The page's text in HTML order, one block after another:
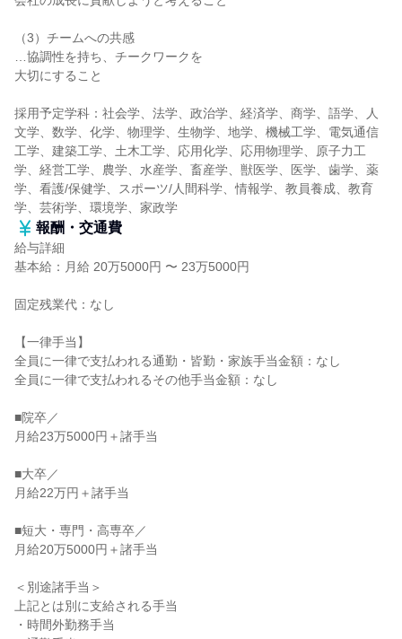
（3）チームへの共感
…協調性を持ち、チークワークを
大切にすること
採用予定学科：社会学、法学、政治学、経済学、商学、語学、人
文学、数学、化学、物理学、生物学、地学、機械工学、電気通信
工学、建築工学、土木工学、応用化学、応用物理学、原子力工
学、経営工学、農学、水産学、畜産学、獣医学、医学、歯学、薬
学、看護/保健学、スポーツ/人間科学、情報学、教員養成、教育
学、芸術学、環境学、家政学
報酬・交通費
給与詳細
基本給：月給 20万5000円 〜 23万5000円
固定残業代：なし
【一律手当】
全員に一律で支払われる通勤・皆勤・家族手当金額：なし
全員に一律で支払われるその他手当金額：なし
■院卒／
月給23万5000円＋諸手当
■大卒／
月給22万円＋諸手当
■短大・専門・高専卒／
月給20万5000円＋諸手当
＜別途諸手当＞
上記とは別に支給される手当
・時間外勤務手当